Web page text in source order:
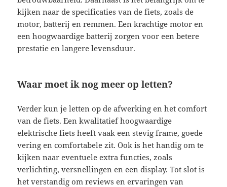
kijken naar de specificaties van de fiets, zoals de
motor, batterij en remmen. Een krachtige motor en
een hoogwaardige batterij zorgen voor een betere
prestatie en langere levensduur.
Waar moet ik nog meer op letten?
Verder kun je letten op de afwerking en het comfort
van de fiets. Een kwalitatief hoogwaardige
elektrische fiets heeft vaak een stevig frame, goede
vering en comfortabele zit. Ook is het handig om te
kijken naar eventuele extra functies, zoals
verlichting, versnellingen en een display. Tot slot is
het verstandig om reviews en ervaringen van